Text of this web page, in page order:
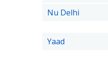
Nu Delhi
Yaad